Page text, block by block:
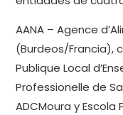
AANA – Agence
(Burdeos/Francia),
Publique Local
Professionelle de
ADCMoura y Escola